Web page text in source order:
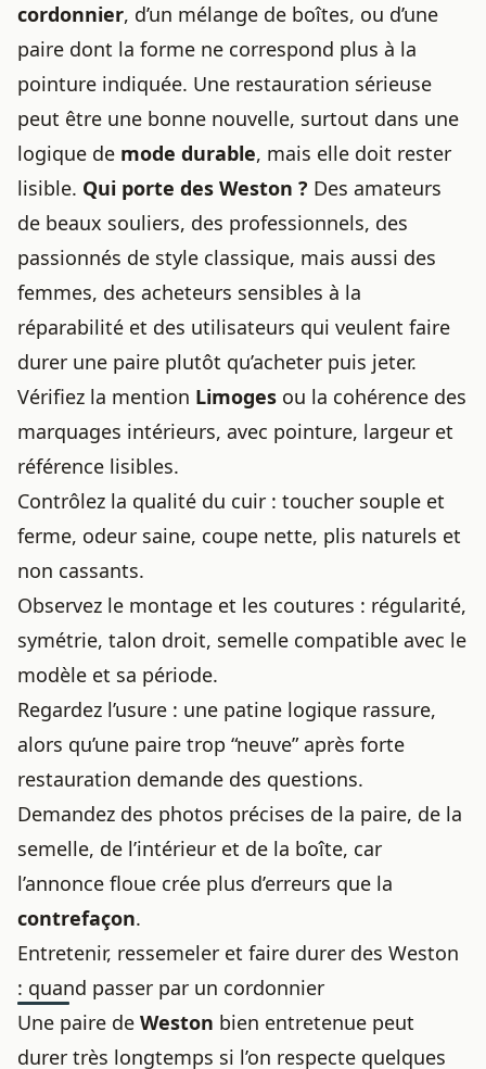
cordonnier, d’un mélange de boîtes, ou d’une
paire dont la forme ne correspond plus à la
pointure indiquée. Une restauration sérieuse
peut être une bonne nouvelle, surtout dans une
logique de mode durable, mais elle doit rester
lisible. Qui porte des Weston ? Des amateurs
de beaux souliers, des professionnels, des
passionnés de style classique, mais aussi des
femmes, des acheteurs sensibles à la
réparabilité et des utilisateurs qui veulent faire
durer une paire plutôt qu’acheter puis jeter.
Vérifiez la mention Limoges ou la cohérence des
marquages intérieurs, avec pointure, largeur et
référence lisibles.
Contrôlez la qualité du cuir : toucher souple et
ferme, odeur saine, coupe nette, plis naturels et
non cassants.
Observez le montage et les coutures : régularité,
symétrie, talon droit, semelle compatible avec le
modèle et sa période.
Regardez l’usure : une patine logique rassure,
alors qu’une paire trop “neuve” après forte
restauration demande des questions.
Demandez des photos précises de la paire, de la
semelle, de l’intérieur et de la boîte, car
l’annonce floue crée plus d’erreurs que la
contrefaçon.
Entretenir, ressemeler et faire durer des Weston
: quand passer par un cordonnier
Une paire de Weston bien entretenue peut
durer très longtemps si l’on respecte quelques